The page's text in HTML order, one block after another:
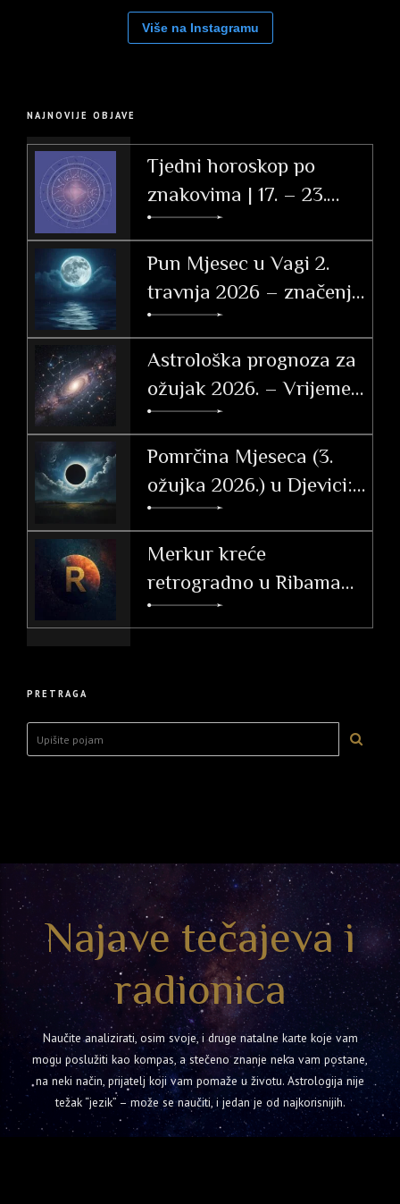
Više na Instagramu
NAJNOVIJE OBJAVE
Tjedni horoskop po
znakovima | 17. – 23.
svibnja 2026.
Pun Mjesec u Vagi 2.
travnja 2026 – značenje
po znakovima
Astrološka prognoza za
ožujak 2026. – Vrijeme
tranzicije, akcije i velikih
otkrića
Pomrčina Mjeseca (3.
ožujka 2026.) u Djevici:
Vodič i utjecaj po
ascendentu
Merkur kreće
retrogradno u Ribama
(26. 2. – 20. 3. 2026.)
PRETRAGA
Najave tečajeva i
radionica
Naučite analizirati, osim svoje, i druge natalne karte koje vam
mogu poslužiti kao kompas, a stečeno znanje neka vam postane,
na neki način, prijatelj koji vam pomaže u životu. Astrologija nije
težak “jezik” – može se naučiti, i jedan je od najkorisnijih.